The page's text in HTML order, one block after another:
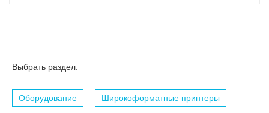
Выбрать раздел:
Оборудование Широкоформатные принтеры